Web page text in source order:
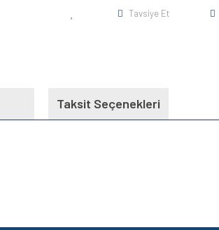
Tavsiye Et
Taksit Seçenekleri